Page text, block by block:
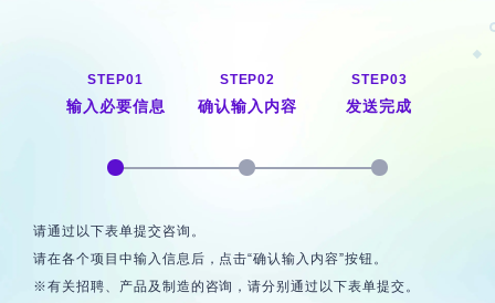
通知
STEP01
输入必要信息
STEP02
确认输入内容
STEP03
发送完成
请通过以下表单提交咨询。
请在各个项目中输入信息后，点击“确认输入内容”按钮。
※有关招聘、产品及制造的咨询，请分别通过以下表单提交。